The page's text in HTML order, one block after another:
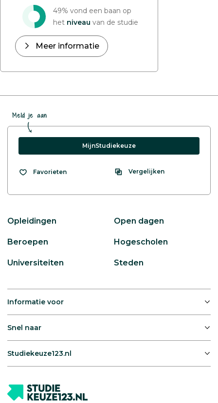
49% vond een baan op
het niveau van de studie
Meer informatie
Meld je aan
MijnStudiekeuze
Favorieten Vergelijken
Opleidingen Open dagen
Beroepen Hogescholen
Universiteiten Steden
Informatie voor
Snel naar
Studiekeuze123.nl